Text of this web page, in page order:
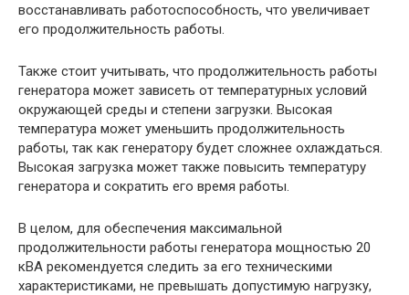
восстанавливать работоспособность, что увеличивает
его продолжительность работы.
Также стоит учитывать, что продолжительность работы
генератора может зависеть от температурных условий
окружающей среды и степени загрузки. Высокая
температура может уменьшить продолжительность
работы, так как генератору будет сложнее охлаждаться.
Высокая загрузка может также повысить температуру
генератора и сократить его время работы.
В целом, для обеспечения максимальной
продолжительности работы генератора мощностью 20
кВА рекомендуется следить за его техническими
характеристиками, не превышать допустимую нагрузку,